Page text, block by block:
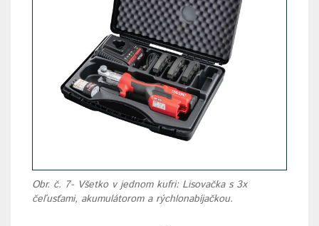
Obr. č. 7- Všetko v jednom kufri: Lisovačka s 3x
čeľusťami, akumulátorom a rýchlonabíjačkou.